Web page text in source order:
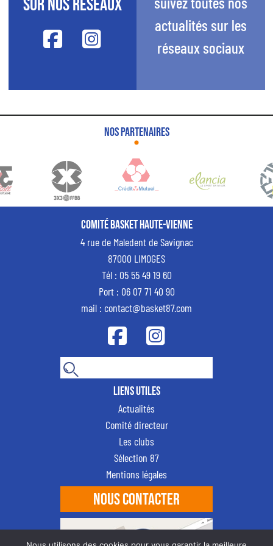
sur nos réseaux
actualités sur les
réseaux sociaux
Nos partenaires
Comité Basket Haute-Vienne
4 rue de Maledent de Savignac
87000 LIMOGES
Tél : 05 55 49 19 60
Port : 06 07 71 40 90
mail : contact@basket87.com
Liens utiles
Actualités
Comité directeur
Les clubs
Sélection 87
Mentions légales
NOUS CONTACTER